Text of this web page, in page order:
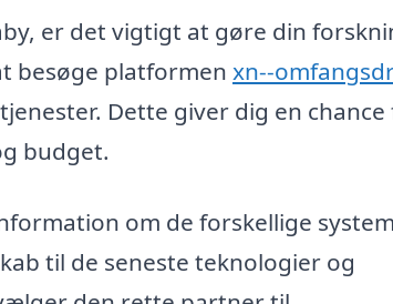
er det vigtigt at gøre din
besøge platformen xn--
Dette giver dig en
budget.
om de forskellige
til de seneste teknologier og